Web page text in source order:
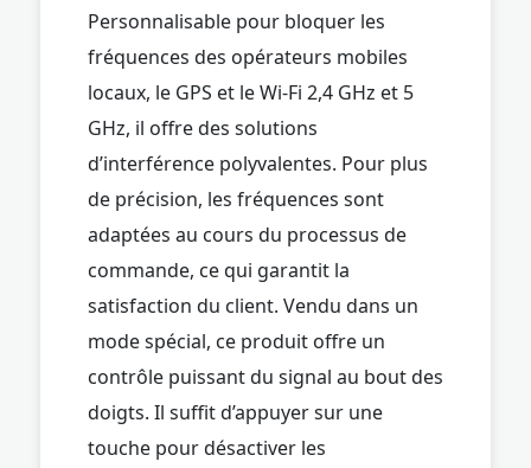
Personnalisable pour bloquer les
fréquences des opérateurs mobiles
locaux, le GPS et le Wi-Fi 2,4 GHz et 5
GHz, il offre des solutions
d’interférence polyvalentes. Pour plus
de précision, les fréquences sont
adaptées au cours du processus de
commande, ce qui garantit la
satisfaction du client. Vendu dans un
mode spécial, ce produit offre un
contrôle puissant du signal au bout des
doigts. Il suffit d’appuyer sur une
touche pour désactiver les